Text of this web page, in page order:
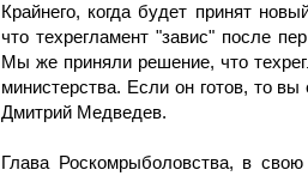
Крайнего, когда будет принят
что техрегламент "завис" после
Мы же приняли решение, что
министерства. Если он готов, то
Дмитрий Медведев.
Глава Роскомрыболовства, в